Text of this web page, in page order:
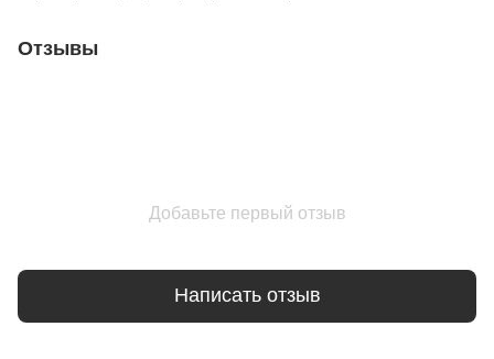
Отзывы
Добавьте первый отзыв
Написать отзыв